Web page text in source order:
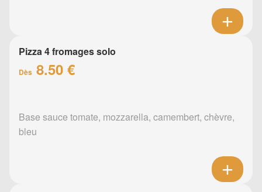
Pizza 4 fromages solo
Dès 8.50 €
Base sauce tomate, mozzarella, camembert, chèvre,
bleu